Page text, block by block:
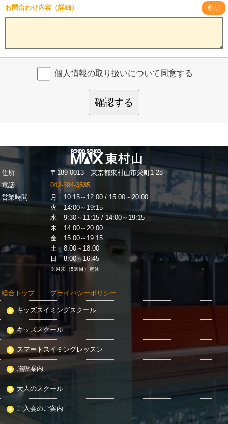
お問合わせ内容（詳細） 必須
個人情報の取り扱いについて同意する
確認する
住所
〒189-0013 東京都東村山市栄町1-28
電話
042-394-3535
営業時間
月 10:15～12:00 / 15:00～20:00
火 14:00～19:15
水 9:30～11:15 / 14:00～19:15
木 14:00～20:00
金 15:00～19:15
土 8:00～18:00
日 8:00～16:45
※月末（5週目）定休
総合トップ プライバシーポリシー
キッズスイミングスクール
キッズスクール
スマートスイミングレッスン
施設案内
大人のスクール
ご入会のご案内